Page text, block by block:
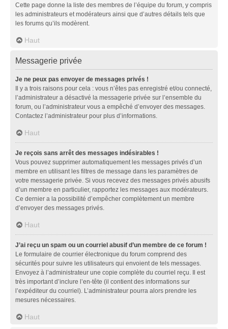
Cette page donne la liste des membres de l’équipe du forum, y compris
les administrateurs et modérateurs ainsi que d’autres détails tels que
les forums qu’ils modèrent.
Haut
Messagerie privée
Je ne peux pas envoyer de messages privés !
Il y a trois raisons pour cela : vous n’êtes pas enregistré et/ou connecté,
l’administrateur a désactivé la messagerie privée sur l’ensemble du
forum, ou l’administrateur vous a empêché d’envoyer des messages.
Contactez l’administrateur pour plus d’informations.
Haut
Je reçois sans arrêt des messages indésirables !
Vous pouvez supprimer automatiquement les messages privés d’un
membre en utilisant les filtres de message dans les paramètres de
votre messagerie privée. Si vous recevez des messages privés abusifs
d’un membre en particulier, rapportez les messages aux modérateurs.
Ce dernier a la possibilité d’empêcher complètement un membre
d’envoyer des messages privés.
Haut
J’ai reçu un spam ou un courriel abusif d’un membre de ce forum !
Le formulaire de courrier électronique du forum comprend des
sécurités pour suivre les utilisateurs qui envoient de tels messages.
Envoyez à l’administrateur une copie complète du courriel reçu. Il est
très important d’inclure l’en-tête (il contient des informations sur
l’expéditeur du courriel). L’administrateur pourra alors prendre les
mesures nécessaires.
Haut